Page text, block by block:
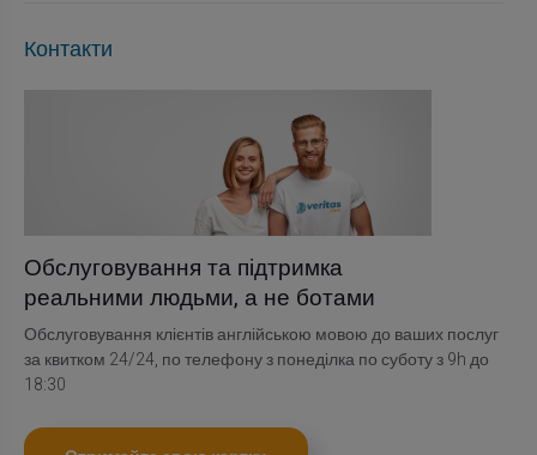
Контакти
Обслуговування та підтримка
реальними людьми, а не ботами
Обслуговування клієнтів англійською мовою до ваших послуг
за квитком 24/24, по телефону з понеділка по суботу з 9h до
18:30